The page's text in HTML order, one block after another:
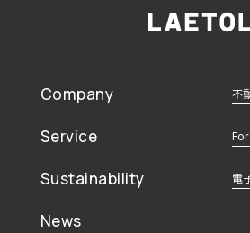
Company
Service
Sustainability
News
不
電